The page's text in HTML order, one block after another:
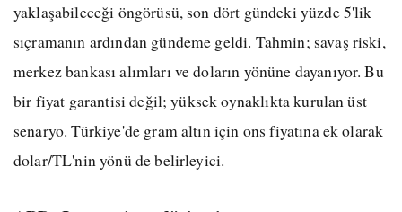
yaklaşabileceği öngörüsü, son dört gündeki yüzde 5'lik
sıçramanın ardından gündeme geldi. Tahmin; savaş riski,
merkez bankası alımları ve doların yönüne dayanıyor. Bu
bir fiyat garantisi değil; yüksek oynaklıkta kurulan üst
senaryo. Türkiye'de gram altın için ons fiyatına ek olarak
dolar/TL'nin yönü de belirleyici.